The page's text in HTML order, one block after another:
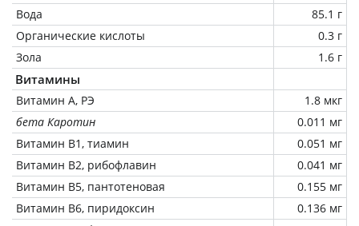
Вода
85.1 г
Органические кислоты
0.3 г
Зола
1.6 г
Витамины
Витамин А, РЭ
1.8 мкг
бета Каротин
0.011 мг
Витамин В1, тиамин
0.051 мг
Витамин В2, рибофлавин
0.041 мг
Витамин В5, пантотеновая
0.155 мг
Витамин В6, пиридоксин
0.136 мг